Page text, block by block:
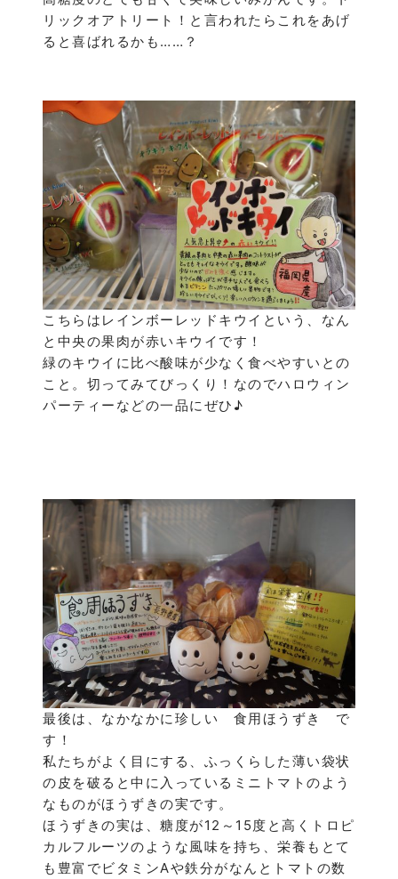
リックオアトリート！と言われたらこれをあげ
ると喜ばれるかも……？
こちらはレインボーレッドキウイという、なん
と中央の果肉が赤いキウイです！
緑のキウイに比べ酸味が少なく食べやすいとの
こと。切ってみてびっくり！なのでハロウィン
パーティーなどの一品にぜひ♪
最後は、なかなかに珍しい 食用ほうずき で
す！
私たちがよく目にする、ふっくらした薄い袋状
の皮を破ると中に入っているミニトマトのよう
なものがほうずきの実です。
ほうずきの実は、糖度が12～15度と高くトロピ
カルフルーツのような風味を持ち、栄養もとて
も豊富でビタミンAや鉄分がなんとトマトの数